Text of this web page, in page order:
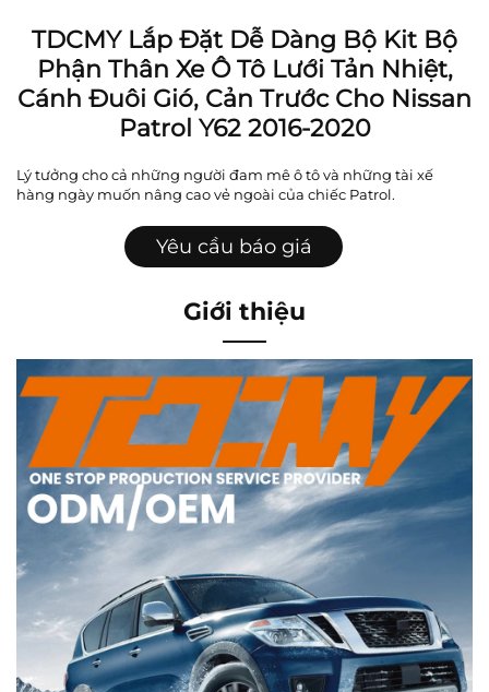
TDCMY Lắp Đặt Dễ Dàng Bộ Kit Bộ
Phận Thân Xe Ô Tô Lưới Tản Nhiệt,
Cánh Đuôi Gió, Cản Trước Cho Nissan
Patrol Y62 2016-2020
Lý tưởng cho cả những người đam mê ô tô và những tài xế
hàng ngày muốn nâng cao vẻ ngoài của chiếc Patrol.
Yêu cầu báo giá
Giới thiệu